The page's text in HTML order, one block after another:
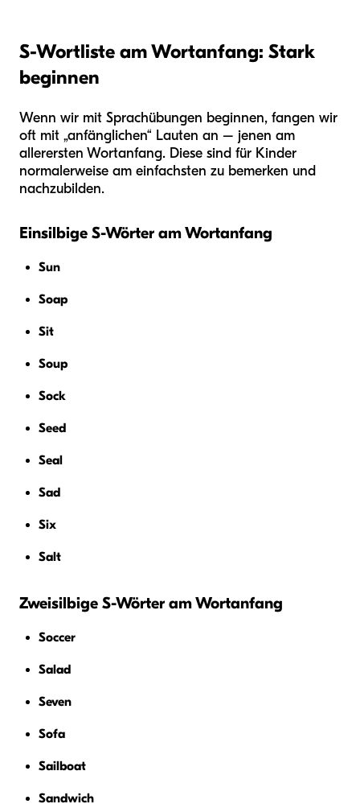
S-Wortliste am Wortanfang: Stark
beginnen
Wenn wir mit Sprachübungen beginnen, fangen wir
oft mit „anfänglichen“ Lauten an – jenen am
allerersten Wortanfang. Diese sind für Kinder
normalerweise am einfachsten zu bemerken und
nachzubilden.
Einsilbige S-Wörter am Wortanfang
Sun
Soap
Sit
Soup
Sock
Seed
Seal
Sad
Six
Salt
Zweisilbige S-Wörter am Wortanfang
Soccer
Salad
Seven
Sofa
Sailboat
Sandwich